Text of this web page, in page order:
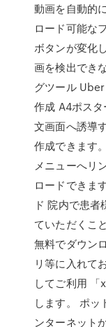
動画を自動的
ロード可能な
ボタンが変化
画を検出でき
グツール
作成 A4ポス
文画面へ誘導
作成できます
メニューへリ
ロードできま
ド 院内で患
ていただくこ
無料でダウン
リ等に入れて
してご利用 「
します。 ポッ
ンターネット